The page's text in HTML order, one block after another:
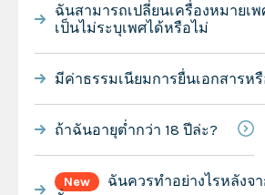
ฉันสามารถเปลี่ยนเครื่องหมายเ
เป็นไม่ระบุเพศได้หรือไม่
มีค่าธรรมเนียมการยื่นเอกสารห
ถ้าฉันอายุต่ำกว่า 18 ปีล่ะ?
New
ฉันควรทำอย่างไรหลังจ